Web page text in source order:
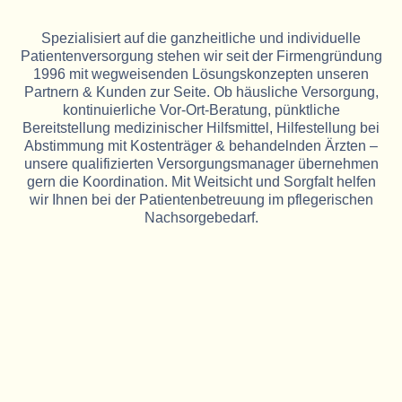
Spezialisiert auf die ganzheitliche und individuelle
Patientenversorgung stehen wir seit der Firmengründung
1996 mit wegweisenden Lösungskonzepten unseren
Partnern & Kunden zur Seite. Ob häusliche Versorgung,
kontinuierliche Vor-Ort-Beratung, pünktliche
Bereitstellung medizinischer Hilfsmittel, Hilfestellung bei
Abstimmung mit Kostenträger & behandelnden Ärzten –
unsere qualifizierten Versorgungsmanager übernehmen
gern die Koordination. Mit Weitsicht und Sorgfalt helfen
wir Ihnen bei der Patientenbetreuung im pflegerischen
Nachsorgebedarf.